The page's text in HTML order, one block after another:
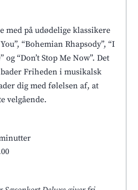
med på udødelige klassikere
“Bohemian Rhapsody”, “I
og “Don’t Stop Me Now”. Det
Friheden i musikalsk
dig med følelsen af, at
velgående.